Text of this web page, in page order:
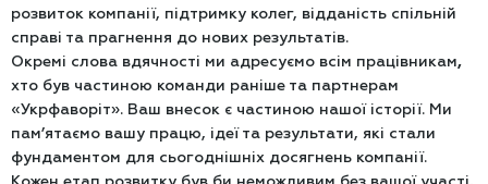
розвиток компанії, підтримку колег, відданість спільній
справі та прагнення до нових результатів.
Окремі слова вдячності ми адресуємо всім працівникам,
хто був частиною команди раніше та партнерам
«Укрфаворіт». Ваш внесок є частиною нашої історії. Ми
пам’ятаємо вашу працю, ідеї та результати, які стали
фундаментом для сьогоднішніх досягнень компанії.